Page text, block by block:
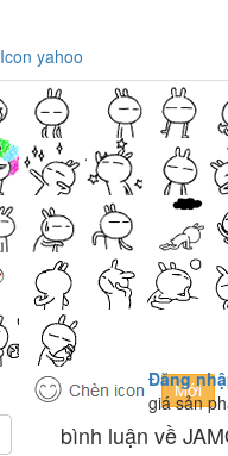
Icon yahoo
Đăng
giá sản
bình luận về